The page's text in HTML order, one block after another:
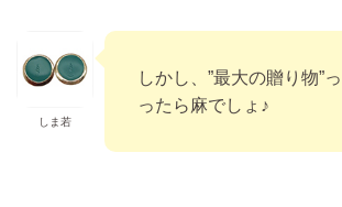
しま若
しかし、”最大の贈り物”
ったら麻でしょ♪